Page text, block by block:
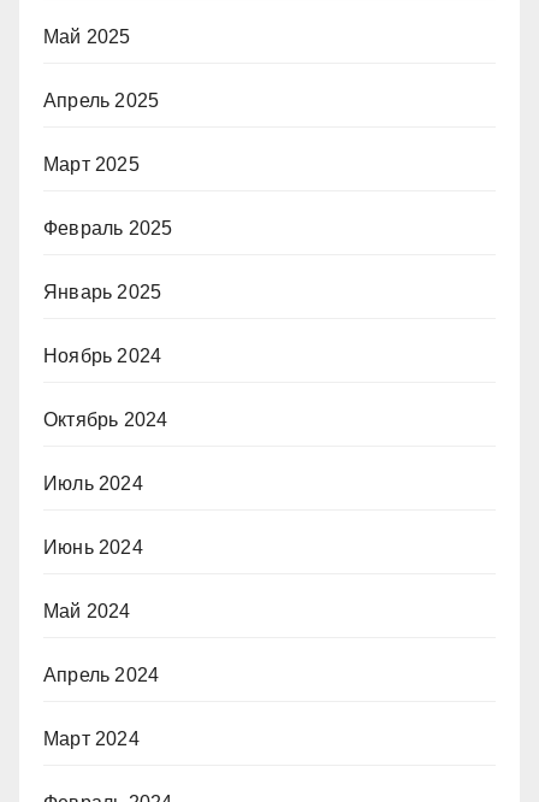
Май 2025
Апрель 2025
Март 2025
Февраль 2025
Январь 2025
Ноябрь 2024
Октябрь 2024
Июль 2024
Июнь 2024
Май 2024
Апрель 2024
Март 2024